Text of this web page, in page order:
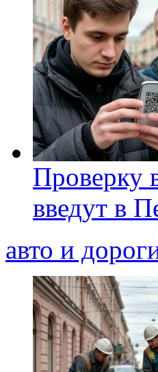
Проверку
введут в
авто и